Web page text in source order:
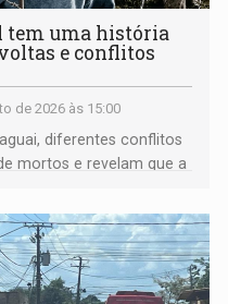
tem uma história
e conflitos
de 2026 às 15:00
diferentes conflitos
mortos e revelam que a